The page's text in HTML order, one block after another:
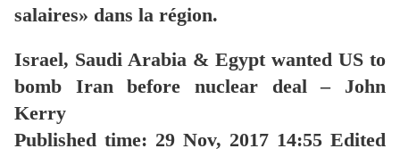
salaires» dans la région.
Israel, Saudi Arabia & Egypt wanted US to
bomb Iran before nuclear deal – John
Kerry
Published time: 29 Nov, 2017 14:55 Edited